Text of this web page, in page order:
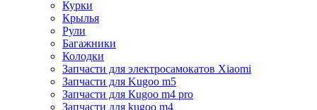
Курки
Крылья
Рули
Багажники
Колодки
Запчасти для электросамокатов Xiaomi
Запчасти для Kugoo m5
Запчасти для Кugoo m4 pro
Запчасти для kugoo m4